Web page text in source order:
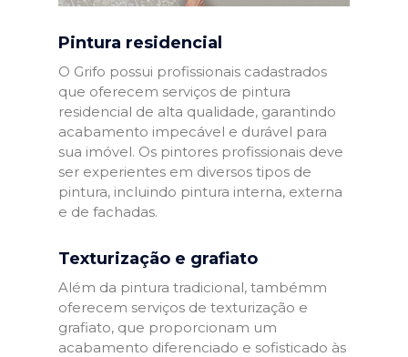
Pintura residencial
O Grifo possui profissionais cadastrados
que oferecem serviços de pintura
residencial de alta qualidade, garantindo
acabamento impecável e durável para
sua imóvel. Os pintores profissionais deve
ser experientes em diversos tipos de
pintura, incluindo pintura interna, externa
e de fachadas.
Texturização e grafiato
Além da pintura tradicional, tambémm
oferecem serviços de texturização e
grafiato, que proporcionam um
acabamento diferenciado e sofisticado às